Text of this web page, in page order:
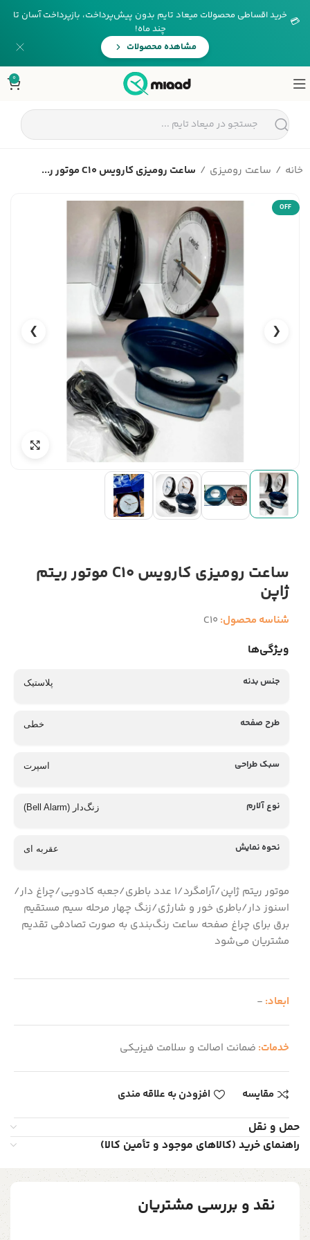
💳 خرید اقساطی محصولات میعاد تایم بدون پیش‌پرداخت، بازپرداخت آسان تا
چند ماه!
مشاهده محصولات
0
خانه ساعت رومیزی ساعت رومیزی کارویس C10 موتور ر...
OFF
❮
❯
ساعت رومیزی کارویس C10 موتور ریتم
ژاپن
شناسه محصول: C10
ویژگی‌ها
جنس بدنه پلاستیک
طرح صفحه خطی
سبک طراحی اسپرت
نوع آلارم زنگ‌دار (Bell Alarm)
نحوه نمایش عقربه ای
موتور ریتم ژاپن/آرامگرد/۱ عدد باطری/جعبه کادویی/چراغ دار/
اسنوز دار/باطری خور و شارژی/زنگ چهار مرحله سیم مستقیم
برق برای چراغ صفحه ساعت رنگ‌بندی به صورت تصادفی تقدیم
مشتریان می‌شود
ابعاد: -
خدمات: ضمانت اصالت و سلامت فیزیکی
مقایسه افزودن به علاقه مندی
حمل و نقل
راهنمای خرید (کالاهای موجود و تأمین کالا)
نقد و بررسی مشتریان